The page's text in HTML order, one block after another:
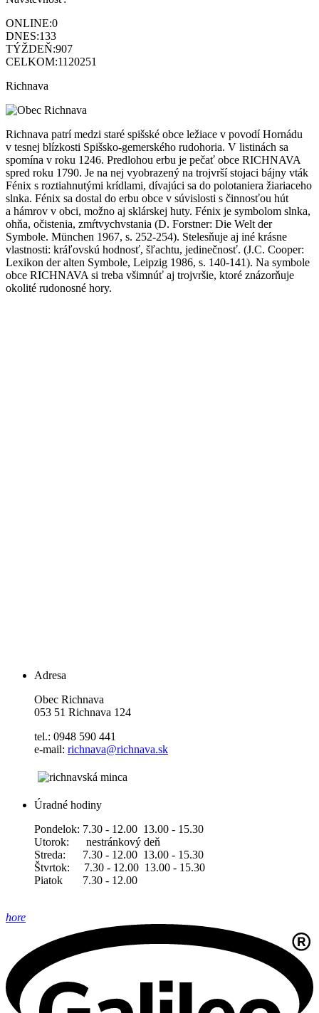
ONLINE:0
DNES:133
TÝŽDEŇ:907
CELKOM:1120251
Richnava
Richnava patrí medzi staré spišské obce ležiace v povodí Hornádu
v tesnej blízkosti Spišsko-gemerského rudohoria. V listinách sa
spomína v roku 1246. Predlohou erbu je pečať obce RICHNAVA
spred roku 1790. Je na nej vyobrazený na trojvrší stojaci bájny vták
Fénix s roztiahnutými krídlami, dívajúci sa do polotaniera žiariaceho
slnka. Fénix sa dostal do erbu obce v súvislosti s činnosťou hút
a hámrov v obci, možno aj sklárskej huty. Fénix je symbolom slnka,
ohňa, očistenia, zmŕtvychvstania (D. Forstner: Die Welt der
Symbole. München 1967, s. 252-254). Stelesňuje aj iné krásne
vlastnosti: kráľovskú hodnosť, šľachtu, jedinečnosť. (J.C. Cooper:
Lexikon der alten Symbole, Leipzig 1986, s. 140-141). Na symbole
obce RICHNAVA si treba všimnúť aj trojvršie, ktoré znázorňuje
okolité rudonosné hory.
Adresa
Obec Richnava
053 51 Richnava 124
tel.: 0948 590 441
e-mail: richnava@richnava.sk
Úradné hodiny
Pondelok: 7.30 - 12.00 13.00 - 15.30
Utorok: nestránkový deň
Streda: 7.30 - 12.00 13.00 - 15.30
Štvrtok: 7.30 - 12.00 13.00 - 15.30
Piatok 7.30 - 12.00
hore